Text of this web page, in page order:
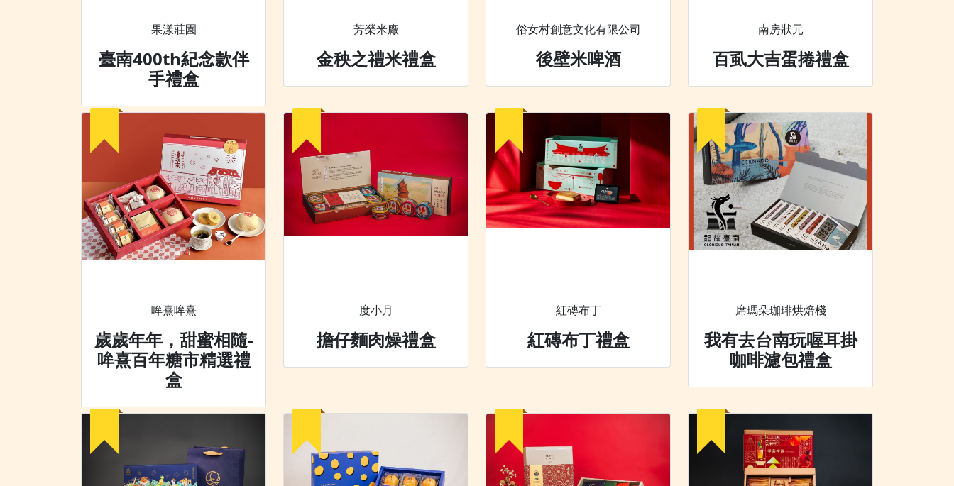
果漾莊園
臺南400th紀念款伴
手禮盒
芳榮米廠
金秧之禮米禮盒
俗女村創意文化有限公司
後壁米啤酒
南房狀元
百虱大吉蛋捲禮盒
哞熹哞熹
歲歲年年，甜蜜相隨-
哞熹百年糖市精選禮
盒
度小月
擔仔麵肉燥禮盒
紅磚布丁
紅磚布丁禮盒
席瑪朵珈琲烘焙棧
我有去台南玩喔耳掛
咖啡濾包禮盒